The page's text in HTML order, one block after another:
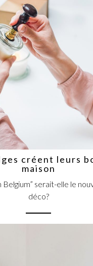
créent leurs
maison
Belgium” serait-elle le
déco?